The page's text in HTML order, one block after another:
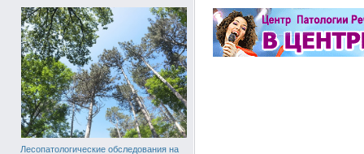
Лесопатологические обследования на